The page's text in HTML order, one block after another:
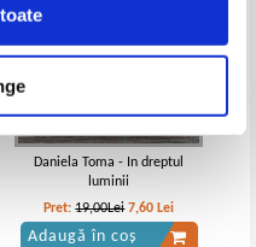
Daniela Toma - In dreptul
luminii
Pret:19,00Lei 7,60 Lei
Adaugă în coș